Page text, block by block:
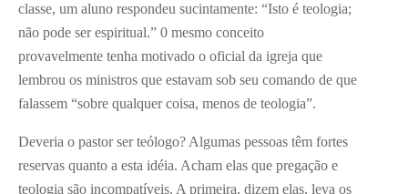
classe, um aluno respondeu sucintamente: “Isto é teologia;
não pode ser espiritual.” 0 mesmo conceito
provavelmente tenha motivado o oficial da igreja que
lembrou os ministros que estavam sob seu comando de que
falassem “sobre qualquer coisa, menos de teologia”.
Deveria o pastor ser teólogo? Algumas pessoas têm fortes
reservas quanto a esta idéia. Acham elas que pregação e
teologia são incompatíveis. A primeira, dizem elas, leva os